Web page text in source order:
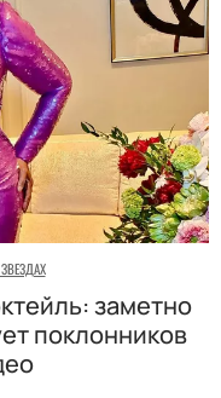
заметно
поклонников